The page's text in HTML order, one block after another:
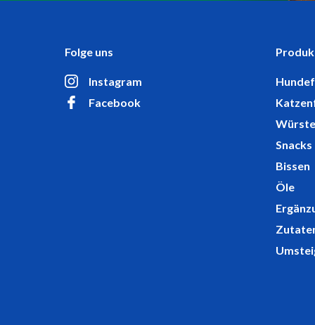
Folge uns
Instagram
Facebook
Würste
Snacks
Bissen
Öle